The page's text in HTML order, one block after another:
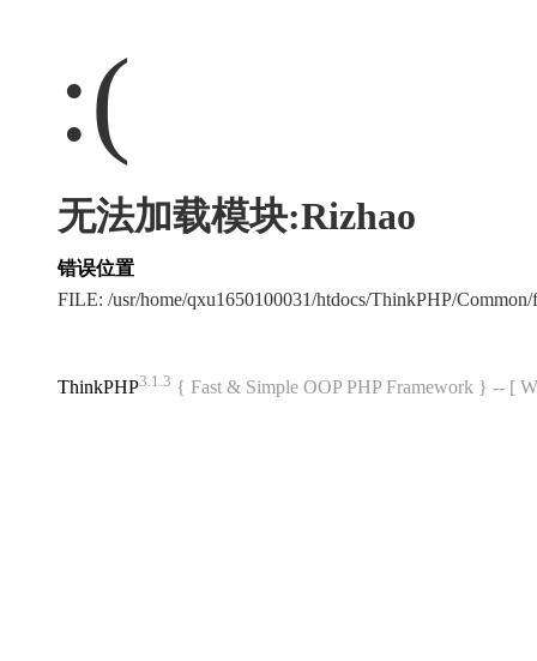
:(
无法加载模块:Rizhao
错误位置
FILE: /usr/home/qxu1650100031/htdocs/ThinkPHP/
ThinkPHP3.1.3 { Fast & Simple OOP PHP Framework } -- [